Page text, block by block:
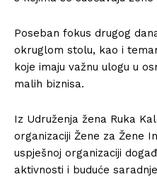
Poseban fokus drugog
okruglom stolu, kao i
koje imaju važnu ulogu u
malih biznisa.
Iz Udruženja žena Ruka
organizaciji Žene za Žene
uspješnoj organizaciji
aktivnosti i buduće